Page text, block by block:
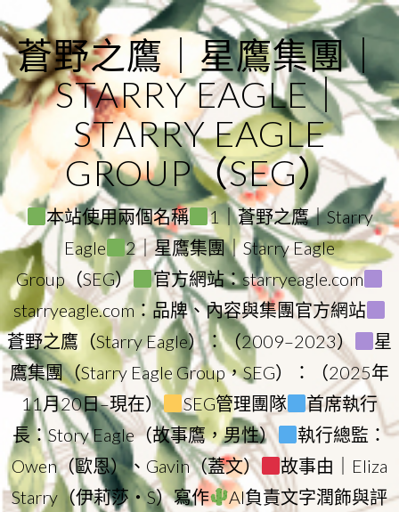
to
content
蒼野之鷹｜星鷹集團｜
STARRY EAGLE｜
STARRY EAGLE
GROUP（SEG）
本站使用兩個名稱
1｜蒼野之鷹｜Starry
Eagle
2｜星鷹集團｜Starry Eagle
Group（SEG）
官方網站：starryeagle.com
starryeagle.com：品牌、內容與集團官方網站
蒼野之鷹（Starry Eagle）：（2009–2023）
星
鷹集團（Starry Eagle Group，SEG）：（2025年
11月20日–現在）
SEG管理團隊
首席執行
長：Story Eagle（故事鷹，男性）
執行總監：
Owen（歐恩）、Gavin（蓋文）
故事由｜Eliza
Starry（伊莉莎・S）寫作
AI負責文字潤飾與評